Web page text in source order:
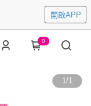
開啟APP
0
1/1